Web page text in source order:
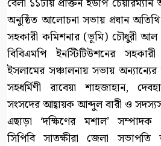
অনুষ্ঠিত আলোচনা সভায় প্রধান
সহকারী কমিশনার (ভূমি) চৌধুরী আল
বিবিএমপি ইনস্টিটিউশনের
ইসলামের সঞ্চালনায় সভায়
সহধর্মিণী রাবেয়া শাহজাহান,
সংসদের আহ্বায়ক আব্দুল বারী ও
এছাড়া ‘দক্ষিণের মশাল’
সিপিবি সাতক্ষীরা জেলা